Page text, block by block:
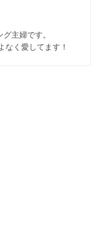
主婦です。
なく愛してます︎！